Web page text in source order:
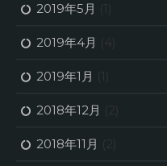
2019年5月 (1)
2019年4月 (4)
2019年1月 (1)
2018年12月 (2)
2018年11月 (2)